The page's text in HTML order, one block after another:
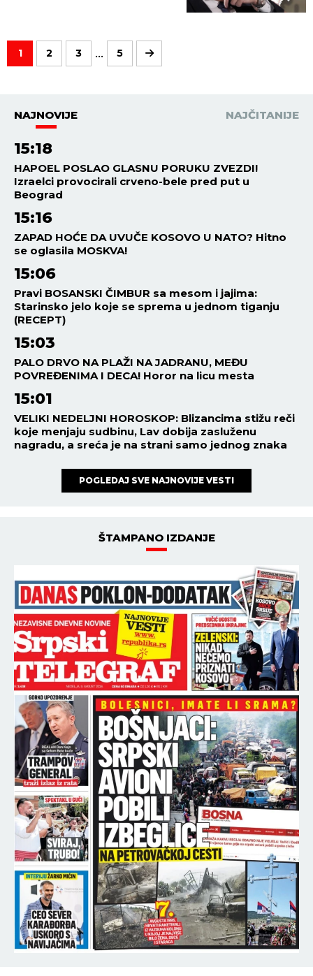
1 2 3 ... 5
NAJNOVIJE NAJČITANIJE
15:18
HAPOEL POSLAO GLASNU PORUKU ZVEZDI!
Izraelci provocirali crveno-bele pred put u
Beograd
15:16
ZAPAD HOĆE DA UVUČE KOSOVO U NATO? Hitno
se oglasila MOSKVA!
15:06
Pravi BOSANSKI ČIMBUR sa mesom i jajima:
Starinsko jelo koje se sprema u jednom tiganju
(RECEPT)
15:03
PALO DRVO NA PLAŽI NA JADRANU, MEĐU
POVREĐENIMA I DECA! Horor na licu mesta
15:01
VELIKI NEDELJNI HOROSKOP: Blizancima stižu reči
koje menjaju sudbinu, Lav dobija zasluženu
nagradu, a sreća je na strani samo jednog znaka
POGLEDAJ SVE NAJNOVIJE VESTI
ŠTAMPANO IZDANJE